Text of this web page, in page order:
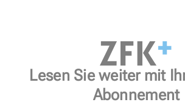
Lesen Sie weiter mit
Abonnement